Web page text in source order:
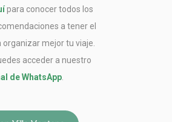
para conocer todos los
a tener el
organizar mejor tu viaje.
acceder a nuestro
de WhatsApp.